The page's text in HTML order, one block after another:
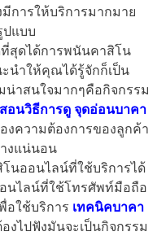
การให้บริการมากมาย
แบบ
สุดได้การพนันคาสิโน
นำให้คุณได้รู้จักก็เป็น
าสนใจมากๆคือกิจกรรม
สอนวิธีการดู จุดอ่อนบาคา
ความต้องการของลูกค้า
งแน่นอน
นออนไลน์ที่ใช้บริการได้
นไลน์ที่ใช้โทรศัพท์มือถือ
อใช้บริการ เทคนิคบาคา
ไปฟังมันจะเป็นกิจกรรม